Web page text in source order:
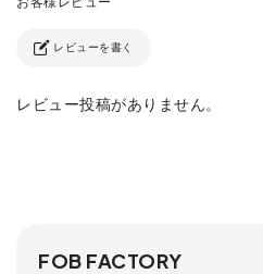
レビューを書く
レビュー投稿がありません。
FOB FACTORY